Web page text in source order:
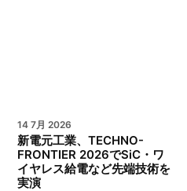
14 7月 2026
新電元工業、TECHNO-
FRONTIER 2026でSiC・ワ
イヤレス給電など先端技術を
実演